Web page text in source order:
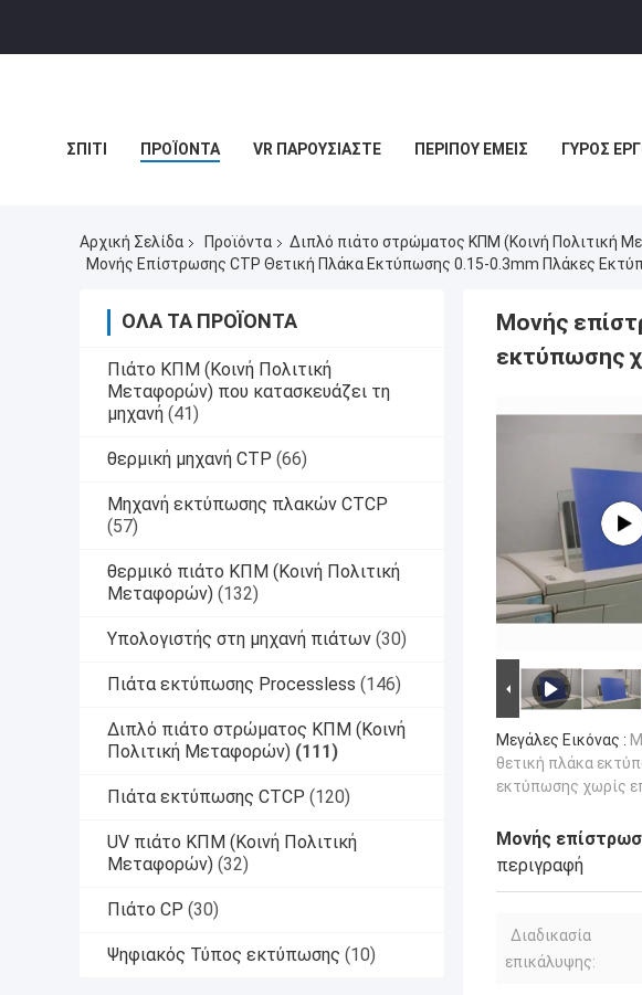
ΣΠΊΤΙ ΠΡΟΪΌΝΤΑ VR ΠΑΡΟΥΣΙΆΣΤΕ ΠΕΡΊΠΟΥ ΕΜΕΊΣ ΓΎΡΟΣ
Αρχική Σελίδα Προϊόντα
Διπλό πιάτο στρώματος ΚΠΜ (Κοινή Πολιτική
Μονής Επίστρωσης CTP Θετική Πλάκα Εκτύπωσης 0.15-0.3mm Πλάκες
ΌΛΑ ΤΑ ΠΡΟΪΌΝΤΑ
Πιάτο ΚΠΜ (Κοινή Πολιτική
Μεταφορών) που κατασκευάζει τη
μηχανή (41)
θερμική μηχανή CTP (66)
Μηχανή εκτύπωσης πλακών CTCP
(57)
θερμικό πιάτο ΚΠΜ (Κοινή Πολιτική
Μεταφορών) (132)
Υπολογιστής στη μηχανή πιάτων (30)
Πιάτα εκτύπωσης Processless (146)
Διπλό πιάτο στρώματος ΚΠΜ (Κοινή
Πολιτική Μεταφορών) (111)
Πιάτα εκτύπωσης CTCP (120)
UV πιάτο ΚΠΜ (Κοινή Πολιτική
Μεταφορών) (32)
Πιάτο CP (30)
Ψηφιακός Τύπος εκτύπωσης (10)
Μονής
εκτύπωσης
Μεγάλες Εικόνας :
θετική πλάκα
εκτύπωσης χωρίς
Μονής
περιγραφή
Διαδικασία
επικάλυψης: